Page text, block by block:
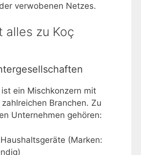
verwobenen Netzes.
alles zu Koç
ein Mischkonzern mit
Branchen. Zu
Unternehmen gehören:
(Marken: